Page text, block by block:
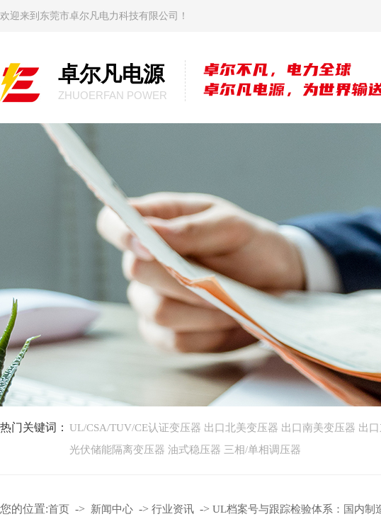
欢迎来到东莞市卓尔凡电力科技有限公司！
卓尔凡电源
ZHUOERFAN POWER
热门关键词： UL/CSA/TUV/CE认证变压器 出口北美变压器 出口南美变压器 出
光伏储能隔离变压器 油式稳压器 三相/单相调压器
您的位置:首页 -> 新闻中心 -> 行业资讯 -> UL档案号与跟踪检验体系：国内制